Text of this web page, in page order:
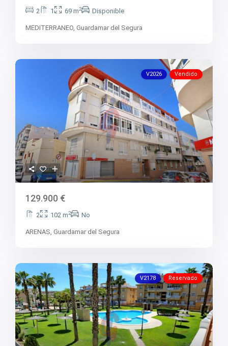
2 1 69 m2 Disponible
MEDITERRANEO,Guardamar del Segura
V2026 Vendido
129.900 €
2 102 m2 No
ARENAS,Guardamar del Segura
V2178 Reservado